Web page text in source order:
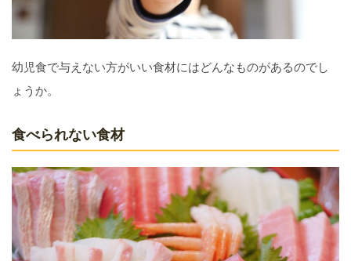
幼児食で与えない方がいい食材にはどんなものがあるのでし
ょうか。
食べられない食材